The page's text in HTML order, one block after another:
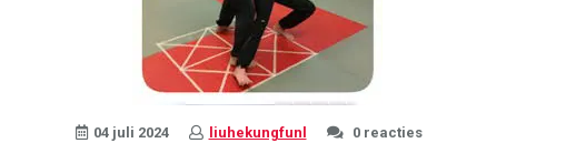
04 juli 2024 liuhekungfunl 0 reacties